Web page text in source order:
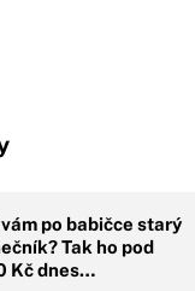
po babičce starý
Tak ho pod
Kč dnes…